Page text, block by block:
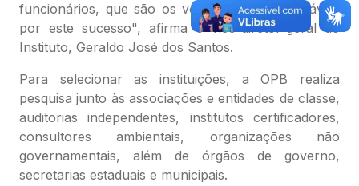
funcionários, que são os verdadeiros responsáveis
por este sucesso", afirma o vice-diretor-geral do
Instituto, Geraldo José dos Santos.
Para selecionar as instituições, a OPB realiza
pesquisa junto às associações e entidades de classe,
auditorias independentes, institutos certificadores,
consultores ambientais, organizações não
governamentais, além de órgãos de governo,
secretarias estaduais e municipais.